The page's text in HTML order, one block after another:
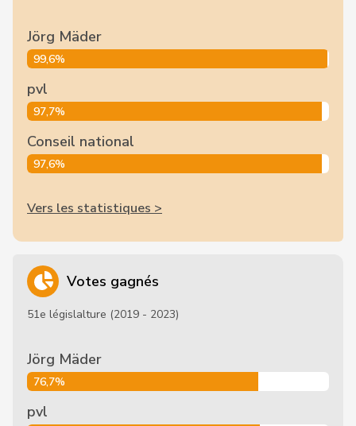
Jörg Mäder
99,6%
pvl
97,7%
Conseil national
97,6%
Vers les statistiques >
Votes gagnés
51e législalture (2019 - 2023)
Jörg Mäder
76,7%
pvl